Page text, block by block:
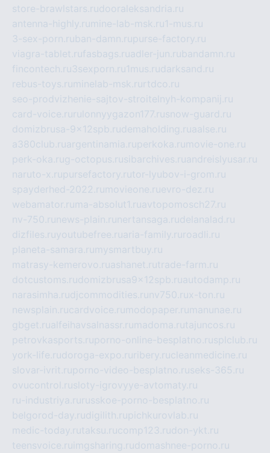
store-brawlstars.rudooraleksandria.ru
antenna-highly.ru mine-lab-msk.ru1-mus.ru
3-sex-porn.ruban-damn.rupurse-factory.ru
viagra-tablet.rufasbags.ruadler-jun.rubandamn.ru
fincontech.ru3sexporn.ru1mus.rudarksand.ru
rebus-toys.ru minelab-msk.ru rtdco.ru
seo-prodvizhenie-sajtov-stroitelnyh-kompanij.ru
card-voice.ru rulonnyygazon177.rusnow-guard.ru
domizbrusa-9x12spb.rudemaholding.ruaalse.ru
a380club.ruargentinamia.ruperkoka.ru movie-one.ru
perk-oka.rug-octopus.rusibarchives.ruandreislyusar.ru
naruto-x.rupursefactory.rutor-lyubov-i-grom.ru
spayderhed-2022.ru movieone.ruevro-dez.ru
webamator.ru ma-absolut1.ruavtopomosch27.ru
nv-750.ru news-plain.ru nertansaga.rudelanalad.ru
dizfiles.ruyoutubefree.ruaria-family.ru roadli.ru
planeta-samara.ru mysmartbuy.ru
matrasy-kemerovo.ruashanet.rutrade-farm.ru
dotcustoms.rudomizbrusa9x12spb.ruautodamp.ru
narasimha.rudjcommodities.ru nv750.rux-ton.ru
newsplain.rucardvoice.ru modopaper.ru manunae.ru
gbget.rualfeihavsalnassr.ru madoma.rutajuncos.ru
petrovkasports.ruporno-online-besplatno.rusplclub.ru
york-life.rudoroga-expo.ru ribery.rucleanmedicine.ru
slovar-ivrit.ruporno-video-besplatno.ruseks-365.ru
ovucontrol.rusloty-igrovyye-avtomaty.ru
ru-industriya.ru russkoe-porno-besplatno.ru
belgorod-day.rudigilith.rupichkurovlab.ru
medic-today.rutaksu.rucomp123.rudon-ykt.ru
teensvoice.ru imgsharing.rudomashnee-porno.ru